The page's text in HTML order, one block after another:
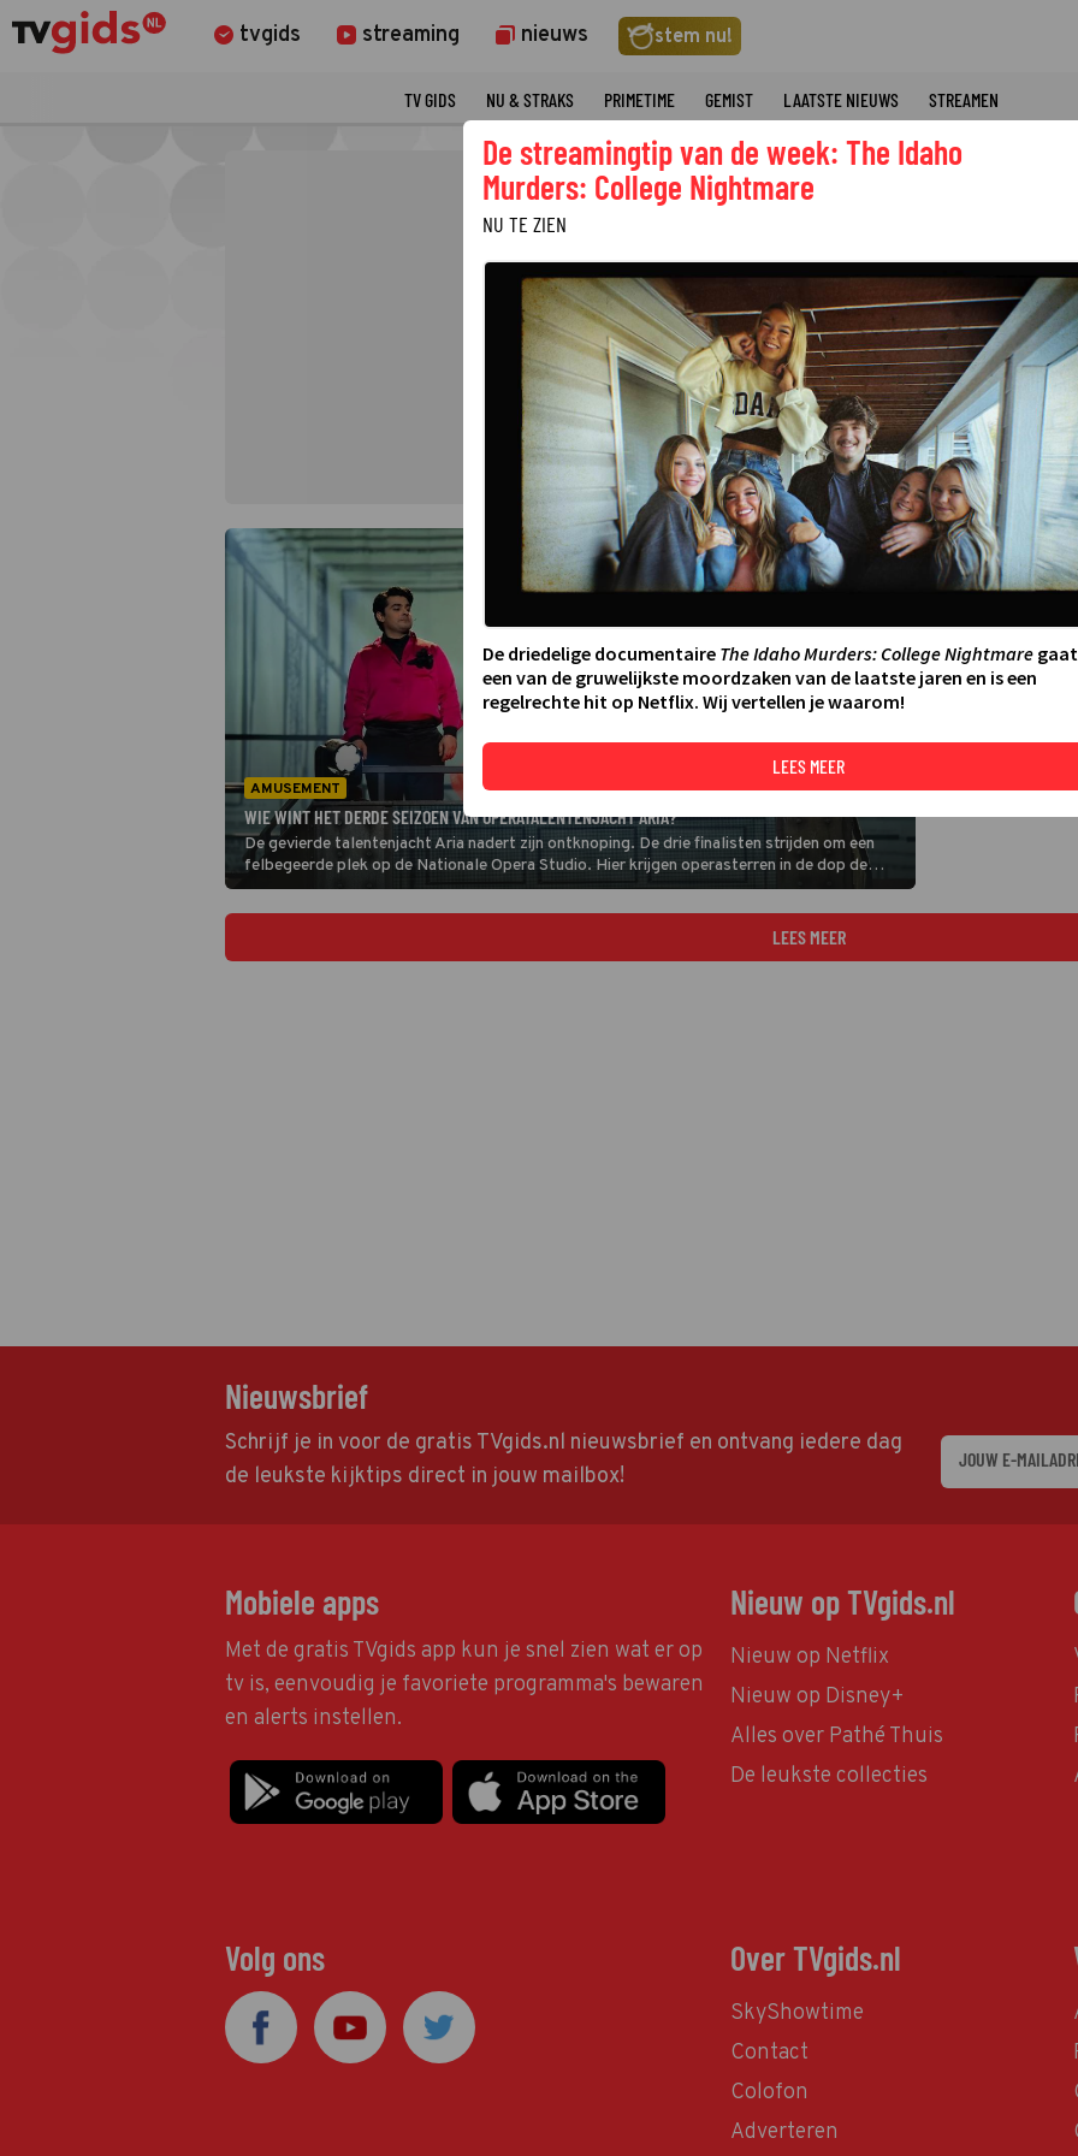
tvgids streaming nieuws stem nu!
TV GIDS NU & STRAKS PRIMETIME GEMIST LAATSTE NIEUWS STREAMEN
AMUSEMENT
WIE WINT HET DERDE SEIZOEN VAN OPERATALENTENJACHT ARIA?
De gevierde talentenjacht Aria nadert zijn ontknoping. De drie finalisten strijden om een
felbegeerde plek op de Nationale Opera Studio. Hier krijgen operasterren in de dop de
kans om hun talenten verder te ontwikkelen.
LEES MEER
Nieuwsbrief
Schrijf je in voor de gratis TVgids.nl nieuwsbrief en ontvang iedere dag
de leukste kijktips direct in jouw mailbox!
Mobiele apps
Met de gratis TVgids app kun je snel zien wat er op
tv is, eenvoudig je favoriete programma's bewaren
en alerts instellen.
Nieuw op TVgids.nl
Nieuw op Netflix
Nieuw op Disney+
Alles over Pathé Thuis
De leukste collecties
Volg ons Over TVgids.nl
SkyShowtime
Contact
Colofon
Adverteren
De streamingtip van de week: The Idaho
Murders: College Nightmare
NU TE ZIEN
De driedelige documentaire The Idaho Murders: College Nightmaregaat
een van de gruwelijkste moordzaken van de laatste jaren en is een
regelrechte hit op Netflix. Wij vertellen je waarom!
LEES MEER